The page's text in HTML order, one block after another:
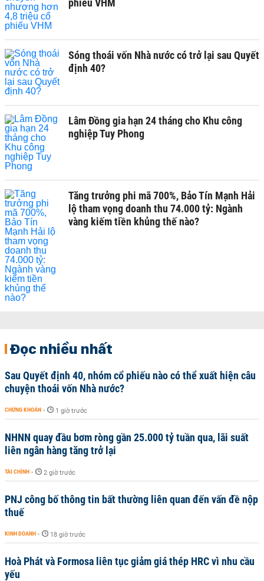
phiếu VHM
Sóng thoái vốn Nhà nước có trở lại sau Quyết
định 40?
Lâm Đồng gia hạn 24 tháng cho Khu công
nghiệp Tuy Phong
Tăng trưởng phi mã 700%, Bảo Tín Mạnh Hải
lộ tham vọng doanh thu 74.000 tỷ: Ngành
vàng kiếm tiền khủng thế nào?
Đọc nhiều nhất
Sau Quyết định 40, nhóm cổ phiếu nào có thể xuất hiện câu
chuyện thoái vốn Nhà nước?
CHỨNG KHOÁN - 1 giờ trước
NHNN quay đầu bơm ròng gần 25.000 tỷ tuần qua, lãi suất
liên ngân hàng tăng trở lại
TÀI CHÍNH - 2 giờ trước
PNJ công bố thông tin bất thường liên quan đến vấn đề nộp
thuế
KINH DOANH - 18 giờ trước
Hoà Phát và Formosa liên tục giảm giá thép HRC vì nhu cầu
yếu